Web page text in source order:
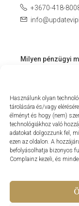
Használunk olyan
tárolására és/vagy
élményt és hogy (nem)
technológiákhoz való
adatokat dolgozzunk fel,
ezen az oldalon. A
befolyásolhatja bizonyos
Complainz kezeli, és
+3670-418-
Milyen pénzügyi
szolgáltatás a
MIT KÍNÁLHAT
ÉS ELADÓI
MILYEN